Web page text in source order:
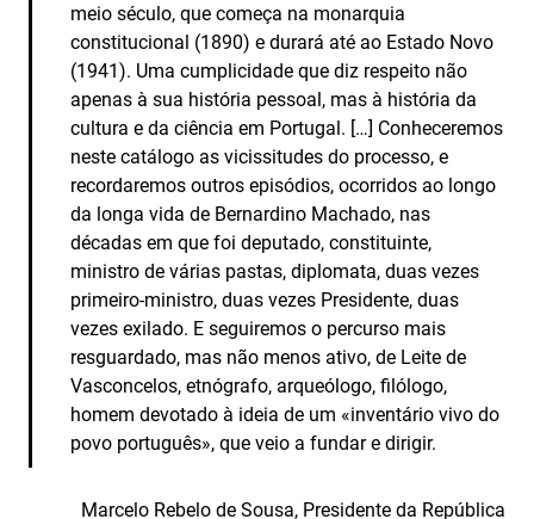
meio século, que começa na monarquia
constitucional (1890) e durará até ao Estado Novo
(1941). Uma cumplicidade que diz respeito não
apenas à sua história pessoal, mas à história da
cultura e da ciência em Portugal. […] Conheceremos
neste catálogo as vicissitudes do processo, e
recordaremos outros episódios, ocorridos ao longo
da longa vida de Bernardino Machado, nas
décadas em que foi deputado, constituinte,
ministro de várias pastas, diplomata, duas vezes
primeiro-ministro, duas vezes Presidente, duas
vezes exilado. E seguiremos o percurso mais
resguardado, mas não menos ativo, de Leite de
Vasconcelos, etnógrafo, arqueólogo, filólogo,
homem devotado à ideia de um «inventário vivo do
povo português», que veio a fundar e dirigir.
Marcelo Rebelo de Sousa, Presidente da República